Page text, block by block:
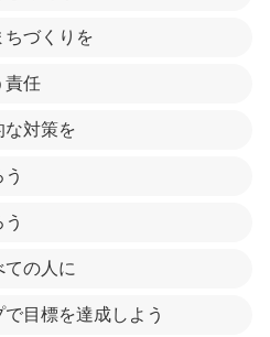
ちづくりを
責任
な対策を
ての人に
目標を達成しよう